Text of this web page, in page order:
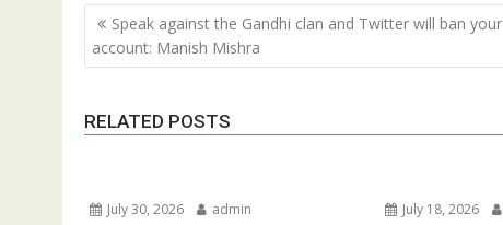
Post
navigation
Speak against the Gandhi clan and Twitter will ban your
account: Manish Mishra
RELATED POSTS
July 30, 2026 admin July 18, 2026